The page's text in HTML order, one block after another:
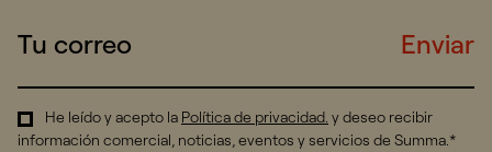
Enviar
He leído y acepto la Política de privacidad. y deseo recibir
información comercial, noticias, eventos y servicios de Summa.*